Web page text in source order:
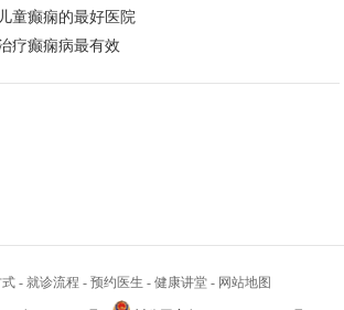
童癫痫的最好医院
疗癫痫病最有效
- 就诊流程 - 预约医生 - 健康讲堂 - 网站地图